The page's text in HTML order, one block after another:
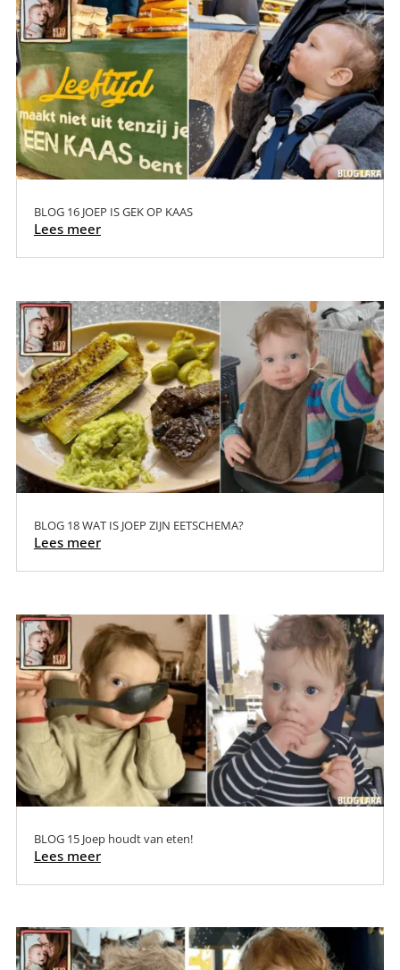
BLOG 16 JOEP IS GEK OP KAAS
Lees meer
BLOG 18 WAT IS JOEP ZIJN EETSCHEMA?
Lees meer
BLOG 15 Joep houdt van eten!
Lees meer